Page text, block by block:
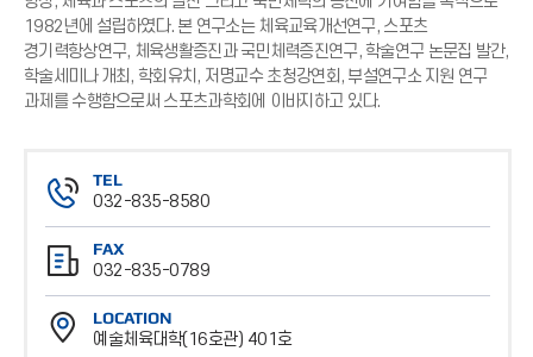
1982년에 설립하였다. 본 연구소는 체육교육개선연구, 스포츠
경기력항상연구, 체육생활증진과 국민체력증진연구, 학술연구 논문집 발간,
학술세미나 개최, 학회유치, 저명교수 초청강연회, 부설연구소 지원 연구
과제를 수행함으로써 스포츠과학회에 이바지하고 있다.
TEL
032-835-8580
전
화
번
호
FAX
032-835-0789
팩
스
번
LOCATION
예술체육대학(16호관) 401호